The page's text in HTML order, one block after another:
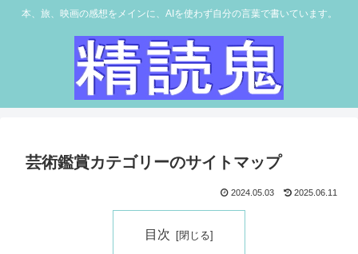
本、旅、映画の感想をメインに、AIを使わず自分の言葉で書いています。
芸術鑑賞カテゴリーのサイトマップ
2024.05.03 2025.06.11
目次